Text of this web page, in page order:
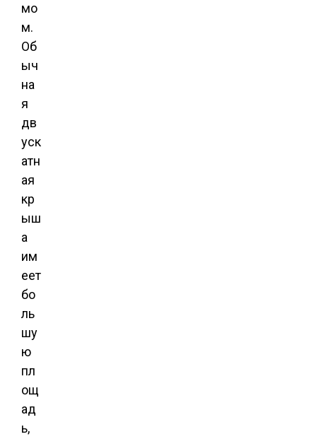
мо
м.
Об
ыч
на
я
дв
уск
атн
ая
кр
ыш
а
им
еет
бо
ль
шу
ю
пл
ощ
ад
ь,